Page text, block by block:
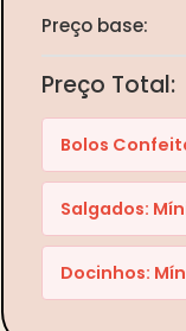
Preço base:
Preço Total:
Bolos
Salgados:
Docinhos: